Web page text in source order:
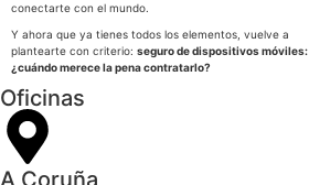
conectarte con el mundo.
Y ahora que ya tienes todos los elementos, vuelve a
plantearte con criterio: seguro de dispositivos móviles:
¿cuándo merece la pena contratarlo?
Oficinas
A Coruña